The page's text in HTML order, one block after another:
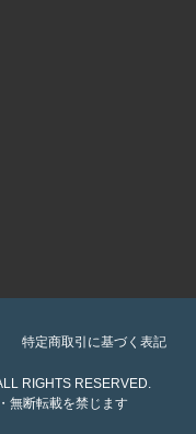
らせ【色紙 コットン
人気！和の魅力たっ
の粋を集めた心惹か
ン
特定商取引に基づく表記
RIGHTS RESERVED.
無断転載を禁じます